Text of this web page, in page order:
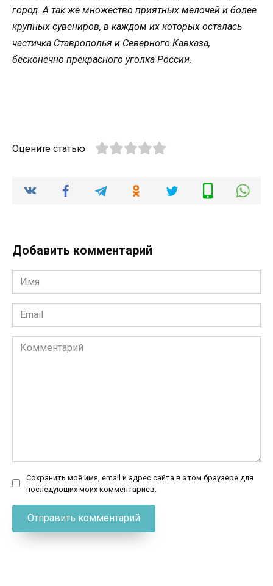
город. А так же множество приятных мелочей и более
крупных сувениров, в каждом их которых осталась
частичка Ставрополья и Северного Кавказа,
бесконечно прекрасного уголка России.
Оцените статью
Добавить комментарий
Имя
*
Email
*
Комментарий
Сохранить моё имя, email и адрес сайта в этом браузере для
последующих моих комментариев.